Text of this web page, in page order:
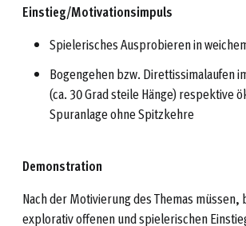
Einstieg/Motivationsimpuls
Spielerisches Ausprobieren in
Bogengehen bzw. Direttissimalaufen
(ca. 30 Grad steile Hänge) respektive
Spuranlage ohne Spitzkehre
Demonstration
Nach der Motivierung des Themas
explorativ offenen und spielerischen